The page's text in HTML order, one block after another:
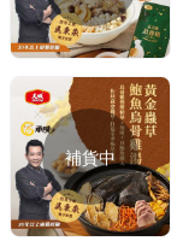
補貨中